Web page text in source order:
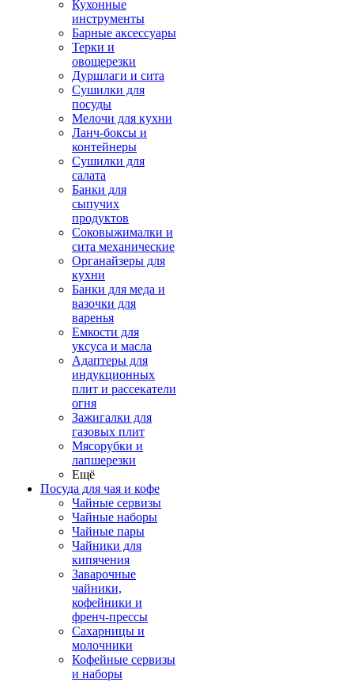
Кухонные
инструменты
Барные аксессуары
Терки и
овощерезки
Дуршлаги и сита
Сушилки для
посуды
Мелочи для кухни
Ланч-боксы и
контейнеры
Сушилки для
салата
Банки для
сыпучих
продуктов
Соковыжималки и
сита механические
Органайзеры для
кухни
Банки для меда и
вазочки для
варенья
Емкости для
уксуса и масла
Адаптеры для
индукционных
плит и рассекатели
огня
Зажигалки для
газовых плит
Мясорубки и
лапшерезки
Ещё
Посуда для чая и кофе
Чайные сервизы
Чайные наборы
Чайные пары
Чайники для
кипячения
Заварочные
чайники,
кофейники и
френч-прессы
Сахарницы и
молочники
Кофейные сервизы
и наборы